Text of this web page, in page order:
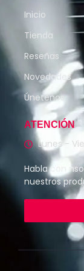
Inicio
Tienda
Reseñas
Novedades
Únetenos
ATENCIÓN
Lunes -
Habla con
nuestros